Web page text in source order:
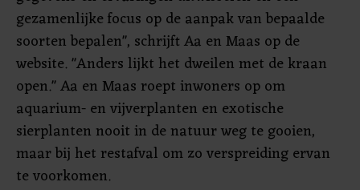
gezamenlijke focus op de aanpak van bepaalde
soorten bepalen", schrijft Aa en Maas op de
website. "Anders lijkt het dweilen met de kraan
open." Aa en Maas roept inwoners op om
aquarium- en vijverplanten en exotische
sierplanten nooit in de natuur weg te gooien,
maar bij het restafval om zo verspreiding ervan
te voorkomen.